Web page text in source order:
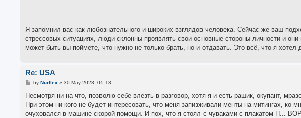
Я запомнил вас как любознательного и широких взглядов человека. Сейчас же ваш
стрессовых ситуациях, люди склонны проявлять свои основные стороны личности и
может быть вы поймете, что нужно не только брать, но и отдавать. Это всё, что я хотел
Re: USA
P
s
by Nurflex » 30 May 2023, 05:13
Несмотря ни на что, позволю себе влезть в разговор, хотя я и есть рашик, окупант,
При этом ни кого не будет интересовать, что меня запизживали менты на митингах,
очуховался в машине скорой помощи. И пох, что я стоял с чуваками с плакатом П...